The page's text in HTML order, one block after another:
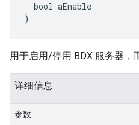
bool aEnable
)
用于启用/停用 BDX 服务器，
详细信息
参数